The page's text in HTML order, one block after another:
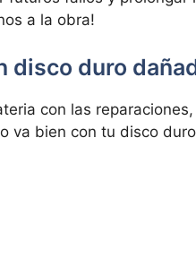
a la obra!
disco duro
con las
va bien con tu disco